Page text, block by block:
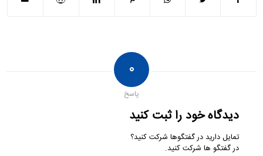
۰
پاسخ
دیدگاه خود را ثبت کنید
تمایل دارید در گفتگوها شرکت کنید؟
در گفتگو ها شرکت کنید.